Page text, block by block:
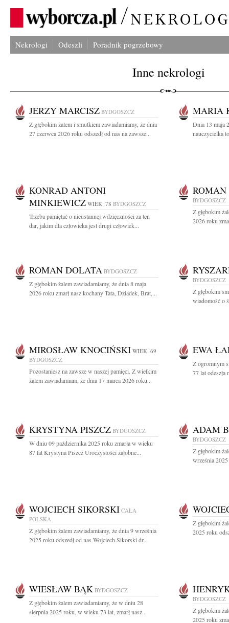
Nekrologi Odeszli Poradnik pogrzebowy
Inne nekrologi
JERZY MARCISZ BYDGOSZCZ
Z głębokim żalem i smutkiem zawiadamiamy, że dnia
27 czerwca 2026 roku odszedł od nas na zawsze...
MARIA
Dnia 13 maja
nauczycielka
KONRAD ANTONI
MINKIEWICZ WIEK: 78 BYDGOSZCZ
Trzeba pamiętać o nieustannej wdzięczności za ten
dar, jakim dla człowieka jest drugi człowiek...
BYDGOSZCZ
Z głębokim
2026 roku
ROMAN DOLATA BYDGOSZCZ
Z głębokim żalem zawiadamiamy, że dnia 8 maja
2026 roku zmarł nasz kochany Tata, Dziadek, Brat,...
BYDGOSZCZ
Z głębokim
wiadomość o
MIROSŁAW KNOCIŃSKI WIEK: 69
BYDGOSZCZ
Pozostaniesz na zawsze w naszej pamięci. Z wielkim
żalem zawiadamiam, że dnia 17 marca 2026 roku...
EWA
Z ogromnym
77 lat
KRYSTYNA PISZCZ BYDGOSZCZ
W dniu 09 października 2025 roku zmarła w wieku
87 lat Krystyna Piszcz Uroczystości żałobne...
ADAM
BYDGOSZCZ
Z głębokim
września
WOJCIECH SIKORSKI CAŁA
POLSKA
Z głębokim żalem zawiadamiamy, że dnia 9 września
2025 roku odszedł od nas Wojciech Sikorski dr...
Z głębokim
2025 roku
WIESŁAW BĄK BYDGOSZCZ
Z głębokim żalem zawiadamiamy, że w dniu 28
sierpnia 2025 roku, w wieku 73 lat, zmarł nasz...
BYDGOSZCZ
Z głębokim
2025 roku